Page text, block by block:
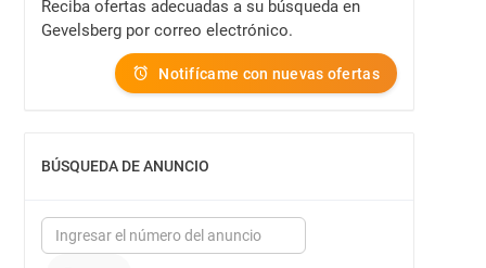
Reciba ofertas adecuadas a su búsqueda en
Gevelsberg por correo electrónico.
Notifícame con nuevas ofertas
BÚSQUEDA DE ANUNCIO
MOSTRAR